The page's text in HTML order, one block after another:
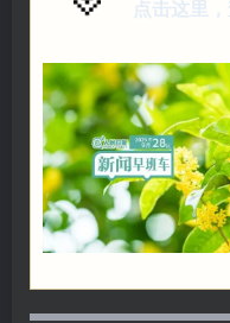
点击这里